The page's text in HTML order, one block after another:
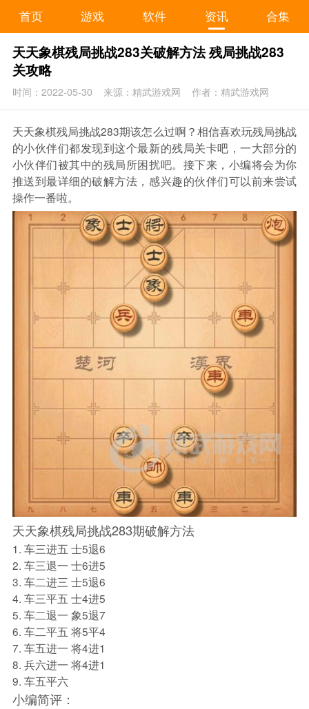
首页 游戏 软件 资讯 合集
天天象棋残局挑战283关破解方法 残局挑战283
关攻略
时间：2022-05-30 来源：精武游戏网 作者：精武游戏网
天天象棋残局挑战283期该怎么过啊？相信喜欢玩残局挑战
的小伙伴们都发现到这个最新的残局关卡吧，一大部分的
小伙伴们被其中的残局所困扰吧。接下来，小编将会为你
推送到最详细的破解方法，感兴趣的伙伴们可以前来尝试
操作一番啦。
天天象棋残局挑战283期破解方法
1. 车三进五 士5退6
2. 车三退一 士6进5
3. 车二进三 士5退6
4. 车三平五 士4进5
5. 车二退一 象5退7
6. 车二平五 将5平4
7. 车五进一 将4进1
8. 兵六进一 将4进1
9. 车五平六
小编简评：